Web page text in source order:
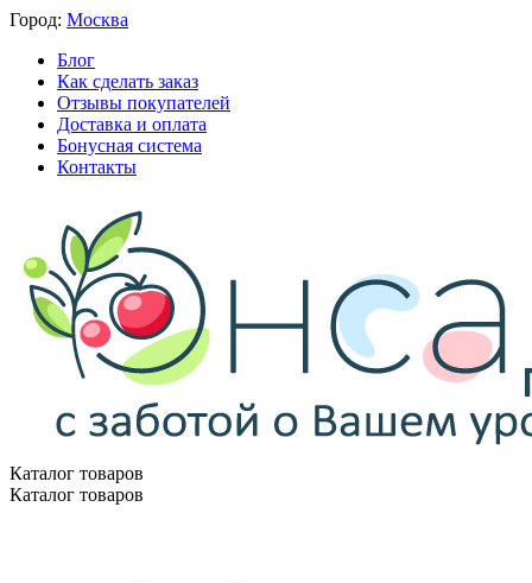
Город: Москва
Блог
Как сделать заказ
Отзывы покупателей
Доставка и оплата
Бонусная система
Контакты
Каталог товаров
Каталог товаров